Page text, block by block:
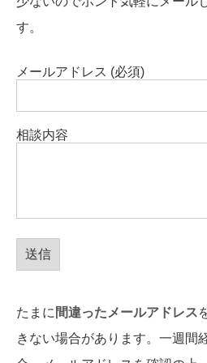
す。
メールアドレス (必須)
相談内容
たまに 間違ったメールアドレス
きない場合があります。一週間